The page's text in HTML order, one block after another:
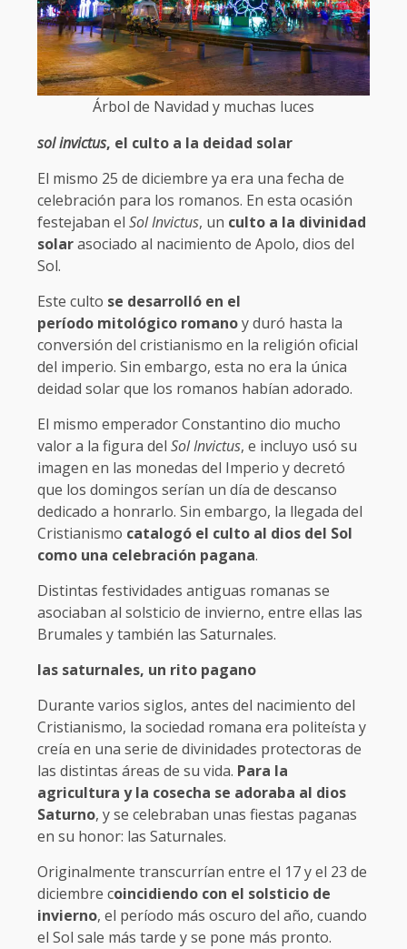
Árbol de Navidad y muchas luces
sol invictus, el culto a la deidad solar
El mismo 25 de diciembre ya era una fecha de
celebración para los romanos. En esta ocasión
festejaban el Sol Invictus, un culto a la divinidad
solarasociado al nacimiento de Apolo, dios del
Sol.
Este culto se desarrolló en el
período mitológico romanoy duró hasta la
conversión del cristianismo en la religión oficial
del imperio. Sin embargo, esta no era la única
deidad solar que los romanos habían adorado.
El mismo emperador Constantino dio mucho
valor a la figura del Sol Invictus, e incluyo usó su
imagen en las monedas del Imperio y decretó
que los domingos serían un día de descanso
dedicado a honrarlo. Sin embargo, la llegada del
Cristianismo catalogó el culto al dios del Sol
como una celebración pagana.
Distintas festividades antiguas romanas se
asociaban al solsticio de invierno, entre ellas las
Brumales y también las Saturnales.
las saturnales, un rito pagano
Durante varios siglos, antes del nacimiento del
Cristianismo, la sociedad romana era politeísta y
creía en una serie de divinidades protectoras de
las distintas áreas de su vida. Para la
agricultura y la cosecha se adoraba al dios
Saturno, y se celebraban unas fiestas paganas
en su honor: las Saturnales.
Originalmente transcurrían entre el 17 y el 23 de
diciembre coincidiendo con el solsticio de
invierno, el período más oscuro del año, cuando
el Sol sale más tarde y se pone más pronto.